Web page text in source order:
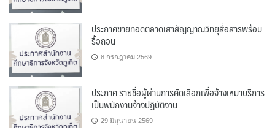
ประกาศขายทอดตลาดเสาสัญญาณวิทยุสื่อสารพร้อม
รื้อถอน
8 กรกฎาคม 2569
ประกาศ รายชื่อผู้ผ่านการคัดเลือกเพื่อจ้างเหมาบริการ
เป็นพนักงานจ้างปฏิบัติงาน
29 มิถุนายน 2569